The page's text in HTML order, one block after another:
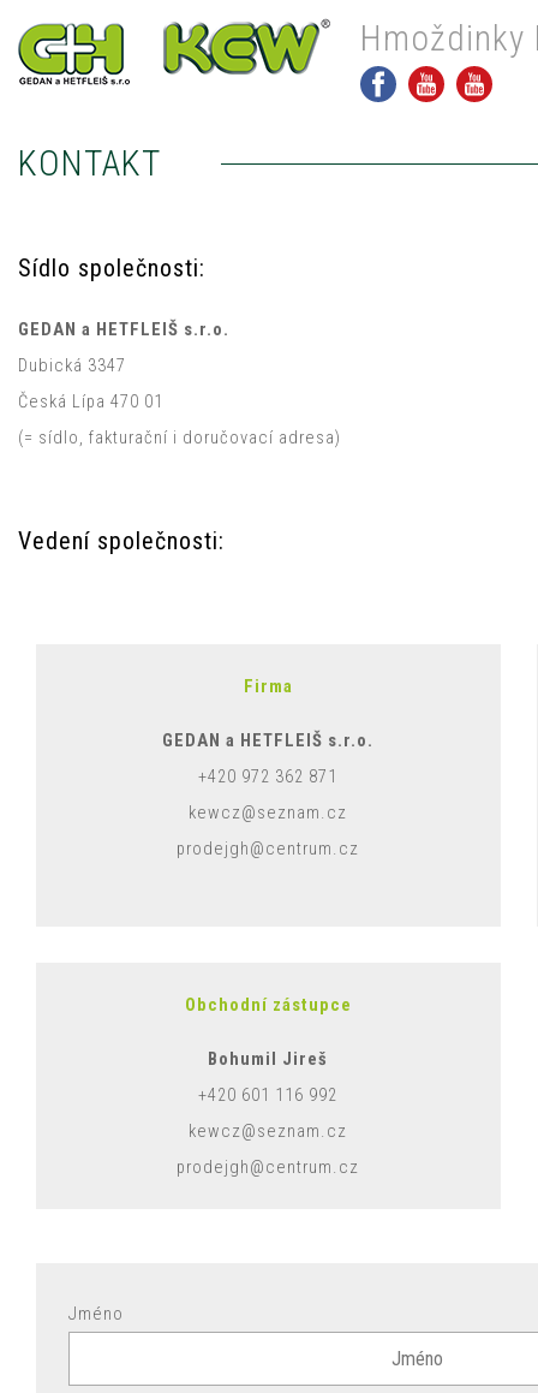
Hmoždinky
KONTAKT
Sídlo společnosti:
GEDAN a HETFLEIŠ s.r.o.
Dubická 3347
Česká Lípa 470 01
(= sídlo, fakturační i doručovací adresa)
Vedení společnosti:
Firma
GEDAN a HETFLEIŠ s.r.o.
+420 972 362 871
kewcz@seznam.cz
prodejgh@centrum.cz
Obchodní zástupce
Bohumil Jireš
+420 601 116 992
kewcz@seznam.cz
prodejgh@centrum.cz
Jméno